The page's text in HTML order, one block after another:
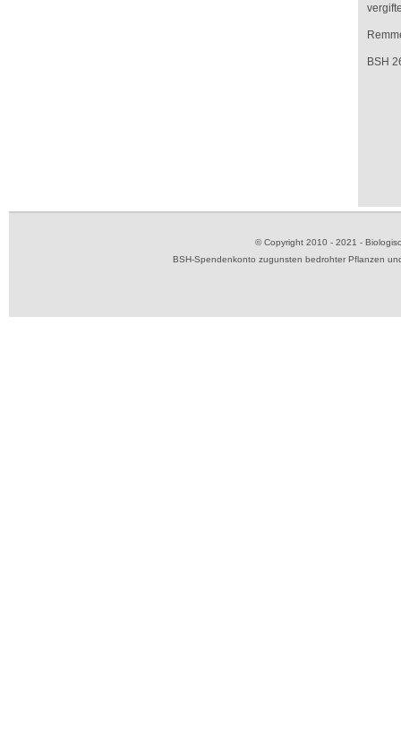
BSH
© Copyright 2010 - 2021 -
BSH-Spendenkonto zugunsten bedrohter Pflanzen